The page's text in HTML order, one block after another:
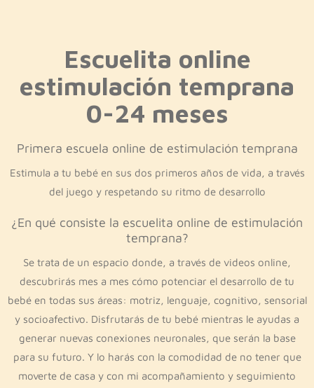
Escuelita online
estimulación temprana
0-24 meses
Primera escuela online de estimulación temprana
Estimula a tu bebé en sus dos primeros años de vida, a través
del juego y respetando su ritmo de desarrollo
¿En qué consiste la escuelita online de estimulación
temprana?
Se trata de un espacio donde, a través de videos online,
descubrirás mes a mes cómo potenciar el desarrollo de tu
bebé en todas sus áreas: motriz, lenguaje, cognitivo, sensorial
y socioafectivo. Disfrutarás de tu bebé mientras le ayudas a
generar nuevas conexiones neuronales, que serán la base
para su futuro. Y lo harás con la comodidad de no tener que
moverte de casa y con mi acompañamiento y seguimiento